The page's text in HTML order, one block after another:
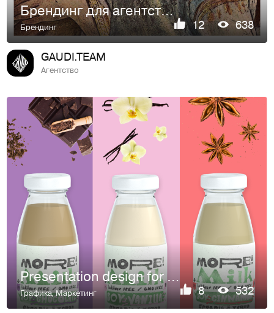
Брендинг для агентства недвижимости
Брендинг 12 638
GAUDI.TEAM
Агентство
Presentation design for More!Milk
Графика,Маркетинг 8 532